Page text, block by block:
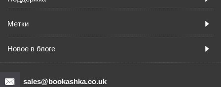
Метки
Новое в блоге
sales@bookashka.co.uk